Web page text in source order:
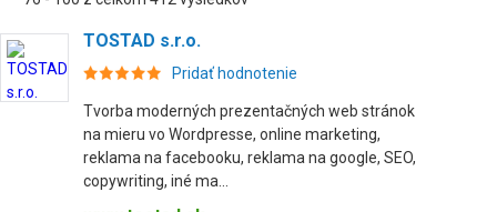
TOSTAD s.r.o.
Pridať hodnotenie
Tvorba moderných prezentačných web stránok
na mieru vo Wordpresse, online marketing,
reklama na facebooku, reklama na google, SEO,
copywriting, iné ma...